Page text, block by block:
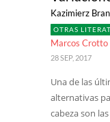
Kazimierz
OTRAS
Marcos Crotto
28 SEP, 2017
Una de las
alternativas
cabeza son